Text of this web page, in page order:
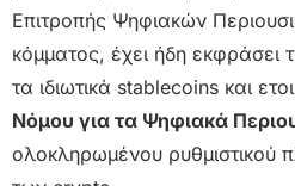
Επιτροπής Ψηφιακών
κόμματος, έχει ήδη εκφράσει
τα ιδιωτικά stablecoins και
Νόμου για τα Ψηφιακά
ολοκληρωμένου ρυθμιστικού